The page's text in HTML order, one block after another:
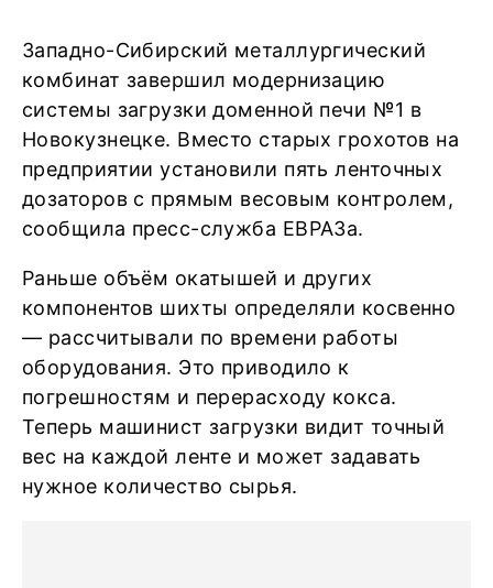
Западно-Сибирский металлургический
комбинат завершил модернизацию
системы загрузки доменной печи №1 в
Новокузнецке. Вместо старых грохотов на
предприятии установили пять ленточных
дозаторов с прямым весовым контролем,
сообщила пресс-служба ЕВРАЗа.
Раньше объём окатышей и других
компонентов шихты определяли косвенно
— рассчитывали по времени работы
оборудования. Это приводило к
погрешностям и перерасходу кокса.
Теперь машинист загрузки видит точный
вес на каждой ленте и может задавать
нужное количество сырья.